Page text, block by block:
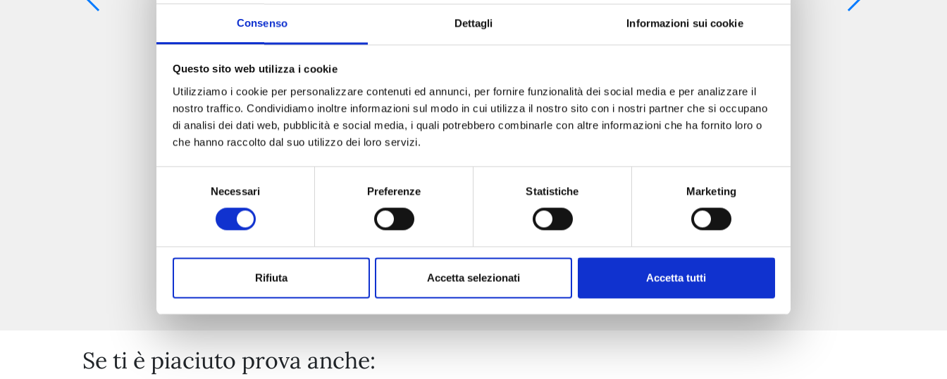
Consenso Dettagli Informazioni sui cookie
Questo sito web utilizza i cookie
Utilizziamo i cookie per personalizzare contenuti ed annunci, per fornire funzionalità dei social media e per analizzare il
nostro traffico. Condividiamo inoltre informazioni sul modo in cui utilizza il nostro sito con i nostri partner che si occupano
di analisi dei dati web, pubblicità e social media, i quali potrebbero combinarle con altre informazioni che ha fornito loro o
che hanno raccolto dal suo utilizzo dei loro servizi.
Necessari Preferenze Statistiche Marketing
Rifiuta Accetta selezionati Accetta tutti
SHIKIMORI’S NOT JUST A CUTIE n. 20
€ 6,50
Mostra tutto
Se ti è piaciuto prova anche: